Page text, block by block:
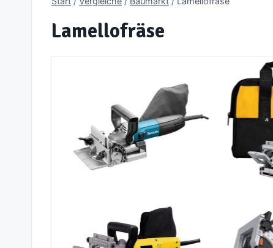
Lamellofräse